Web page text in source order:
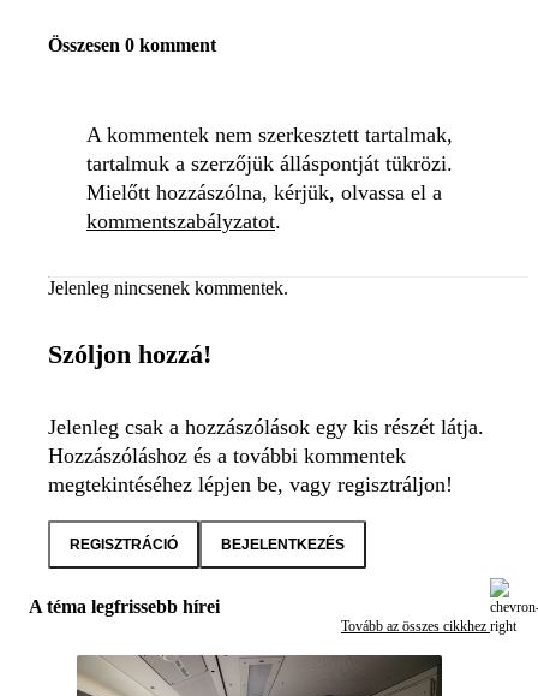
Összesen 0 komment
A kommentek nem szerkesztett tartalmak,
tartalmuk a szerzőjük álláspontját tükrözi.
Mielőtt hozzászólna, kérjük, olvassa el a
kommentszabályzatot.
Jelenleg nincsenek kommentek.
Szóljon hozzá!
Jelenleg csak a hozzászólások egy kis részét látja.
Hozzászóláshoz és a további kommentek
megtekintéséhez lépjen be, vagy regisztráljon!
REGISZTRÁCIÓ BEJELENTKEZÉS
A téma legfrissebb hírei
Tovább az összes cikkhez